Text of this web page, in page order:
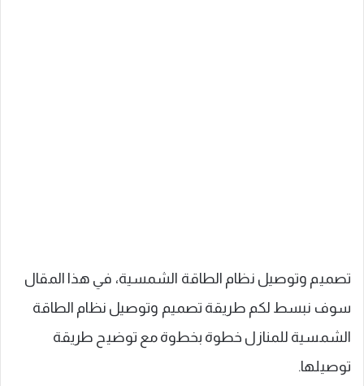
تصميم وتوصيل نظام الطاقة الشمسية، في هذا المقال
سوف نبسط لكم طريقة تصميم وتوصيل نظام الطاقة
الشمسية للمنازل خطوة بخطوة مع توضيح طريقة
توصيلها.